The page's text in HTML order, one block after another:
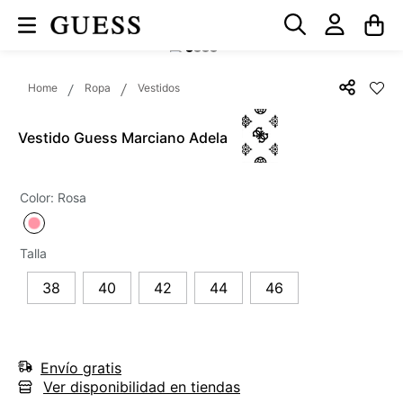
Ropa Vestidos
Vestido Guess Marciano Adela
Color: Rosa
Talla
38 40 42 44 46
Envío gratis
Ver disponibilidad en tiendas